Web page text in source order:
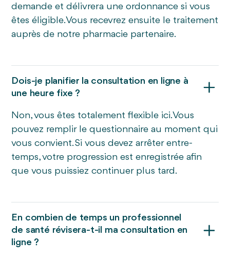
demande et délivrera une ordonnance si vous
êtes éligible. Vous recevrez ensuite le traitement
auprès de notre pharmacie partenaire.
Dois-je planifier la consultation en ligne à
une heure fixe ?
Non, vous êtes totalement flexible ici. Vous
pouvez remplir le questionnaire au moment qui
vous convient. Si vous devez arrêter entre-
temps, votre progression est enregistrée afin
que vous puissiez continuer plus tard.
En combien de temps un professionnel
de santé révisera-t-il ma consultation en
ligne ?